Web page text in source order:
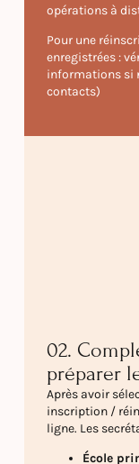
opérations à
Pour une
enregistrées :
informations si
contacts)
02.
préparer
Après avoir
inscription /
ligne. Les
École